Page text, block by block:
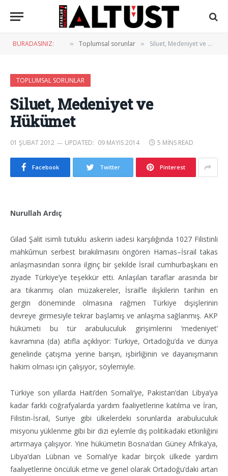
BURADASINIZ: » Toplumsal sorunlar » Siluet, Medeniyet ve Hükümet
TOPLUMSAL SORUNLAR
Siluet, Medeniyet ve
Hükümet
01 ŞUBAT 2012 UPDATED: 09 MAYIS 2014 5 MINS READ
Facebook Twitter Pinterest
Nurullah Ardıç
Gilad Şalit isimli tutuklu askerin iadesi karşılığında 1027 Filistinli
mahkûmun serbest bırakılmasını öngören Hamas–İsrail takas
anlaşmasından sonra ilginç bir şekilde İsrail cumhurbaşkanı en
ziyade Türkiye’ye teşekkür etti. Anlaşılan taraflar arasında bir
ara tıkanmış olan müzakereler, İsrail’le ilişkilerin tarihin en
gergin döneminde olmasına rağmen Türkiye dışişlerinin
devreye girmesiyle tekrar başlamış ve anlaşma sağlanmış. AKP
hükümeti bu tür arabuluculuk girişimlerini ‘medeniyet’
kavramına (da) atıfla açıklıyor: Türkiye, Ortadoğu’da ve dünya
genelinde çatışma yerine barışın, işbirliğinin ve dayanışmanın
hakim olması için çalışıyor, söylemiyle.
Türkiye son yıllarda Haiti’den Somali’ye, Pakistan’dan Libya’ya
kadar farklı coğrafyalarda yardım faaliyetlerine katılma ve İran,
Filistin-İsrail, Suriye gibi ülkelerdeki sorunlarda arabuluculuk
misyonu yüklenme gibi bir dizi eylemle dış politikadaki etkinliğini
artırmaya çalışıyor. Yine hükümetin Bosna’dan Güney Afrika’ya,
Libya’dan Lübnan ve Somali’ye kadar birçok ülkede yardım
faaliyetlerine öncülük etme ve genel olarak Ortadoğu’daki artan